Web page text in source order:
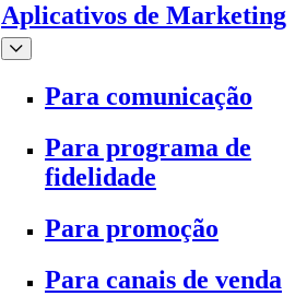
Aplicativos de Marketing
Para comunicação
Para programa de
fidelidade
Para promoção
Para canais de venda